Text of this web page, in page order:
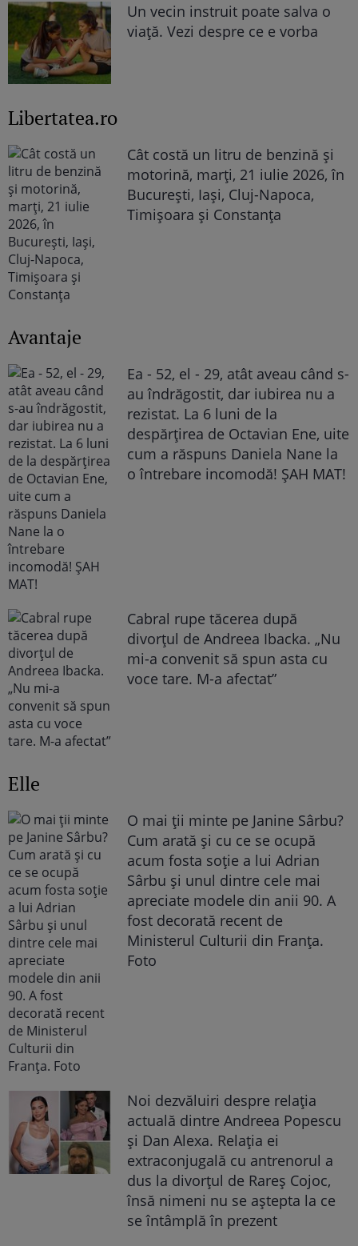
Un vecin instruit poate salva o
viață. Vezi despre ce e vorba
Libertatea.ro
Cât costă un litru de benzină și
motorină, marți, 21 iulie 2026, în
București, Iași, Cluj-Napoca,
Timișoara și Constanța
Avantaje
Ea - 52, el - 29, atât aveau când s-
au îndrăgostit, dar iubirea nu a
rezistat. La 6 luni de la
despărțirea de Octavian Ene, uite
cum a răspuns Daniela Nane la
o întrebare incomodă! ȘAH MAT!
Cabral rupe tăcerea după
divorțul de Andreea Ibacka. „Nu
mi-a convenit să spun asta cu
voce tare. M-a afectat”
Elle
O mai ții minte pe Janine Sârbu?
Cum arată și cu ce se ocupă
acum fosta soție a lui Adrian
Sârbu și unul dintre cele mai
apreciate modele din anii 90. A
fost decorată recent de
Ministerul Culturii din Franța.
Foto
Noi dezvăluiri despre relația
actuală dintre Andreea Popescu
și Dan Alexa. Relația ei
extraconjugală cu antrenorul a
dus la divorțul de Rareș Cojoc,
însă nimeni nu se aștepta la ce
se întâmplă în prezent